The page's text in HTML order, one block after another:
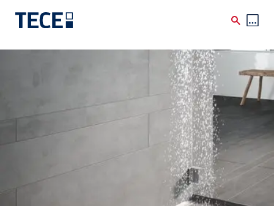
Skip to main content